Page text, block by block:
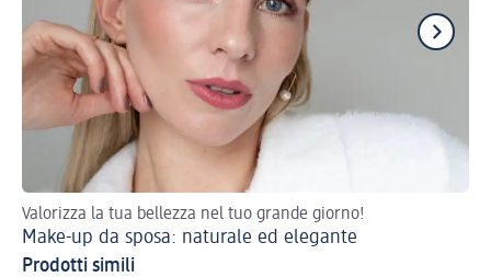
Valorizza la tua bellezza nel tuo grande giorno!
Make-up da sposa: naturale ed elegante
Prodotti simili